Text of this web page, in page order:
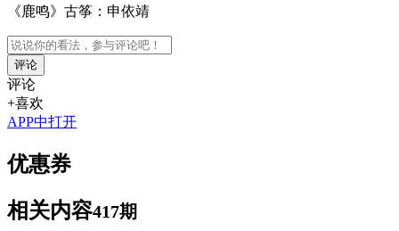
《鹿鸣》古筝：申依靖
评论
评论
+喜欢
APP中打开
优惠券
相关内容417期